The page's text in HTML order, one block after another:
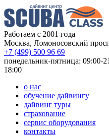
Работаем с 2001 года
Москва, Ломоносовский
+7 (499) 500 96 69
понедельник-пятница: 09:00-
18:00
о нас
обучение дайвингу
дайвинг туры
страхование
сервис оборудования
контакты